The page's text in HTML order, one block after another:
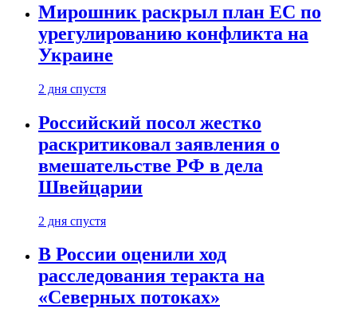
Мирошник раскрыл план ЕС по
урегулированию конфликта на
Украине
2 дня спустя
Российский посол жестко
раскритиковал заявления о
вмешательстве РФ в дела
Швейцарии
2 дня спустя
В России оценили ход
расследования теракта на
«Северных потоках»